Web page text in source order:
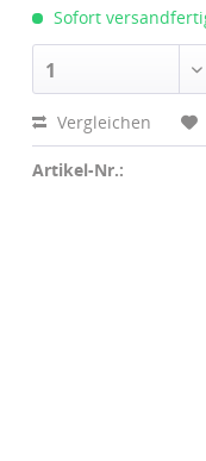
Sofort
1
Vergleichen
Artikel-Nr.: